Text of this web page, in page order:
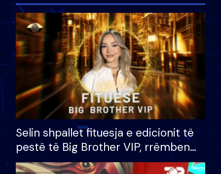
Selin shpallet fituesja e edicionit të
pestë të Big Brother VIP, rrëmben
çmimin e madh prej 100 mijë eurosh